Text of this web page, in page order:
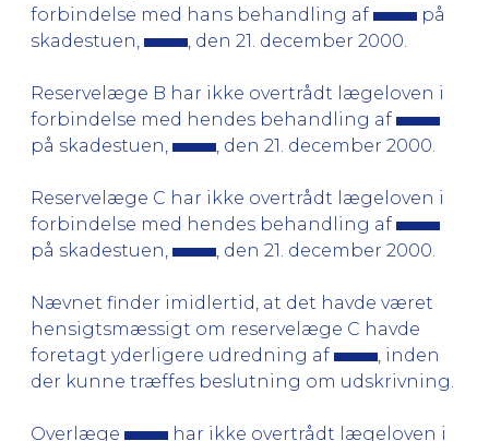
forbindelse med hans behandling af
på
skadestuen,
, den 21. december 2000.
Reservelæge B har ikke overtrådt lægeloven i
forbindelse med hendes behandling af
på skadestuen,
, den 21. december 2000.
Reservelæge C har ikke overtrådt lægeloven i
forbindelse med hendes behandling af
på skadestuen,
, den 21. december 2000.
Nævnet finder imidlertid, at det havde været
hensigtsmæssigt om reservelæge C havde
foretagt yderligere udredning af
, inden
der kunne træffes beslutning om udskrivning.
Overlæge har ikke overtrådt lægeloven i